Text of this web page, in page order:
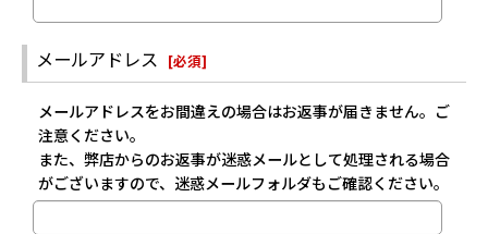
メールアドレス [必須]
メールアドレスをお間違えの場合はお返事が届きません。ご
注意ください。
また、弊店からのお返事が迷惑メールとして処理される場合
がございますので、迷惑メールフォルダもご確認ください。